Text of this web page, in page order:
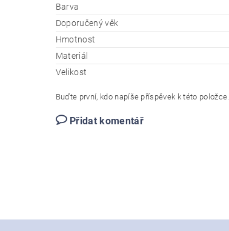
Barva
Doporučený věk
Hmotnost
Materiál
Velikost
Buďte první, kdo napíše příspěvek k této položce.
Přidat komentář